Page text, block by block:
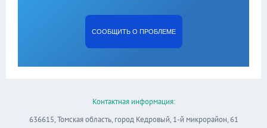
СООБЩИТЬ О ПРОБЛЕМЕ
Контактная информация:
636615, Томская область, город Кедровый, 1-й микрорайон, 61